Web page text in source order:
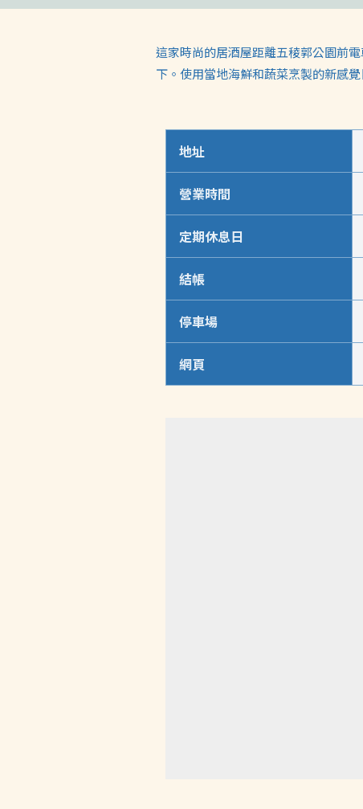
這家時尚的居酒屋距離五稜郭公園前
下。使用當地海鮮和蔬菜烹製的新感
地址
營業時間
定期休息日
結帳
停車場
網頁